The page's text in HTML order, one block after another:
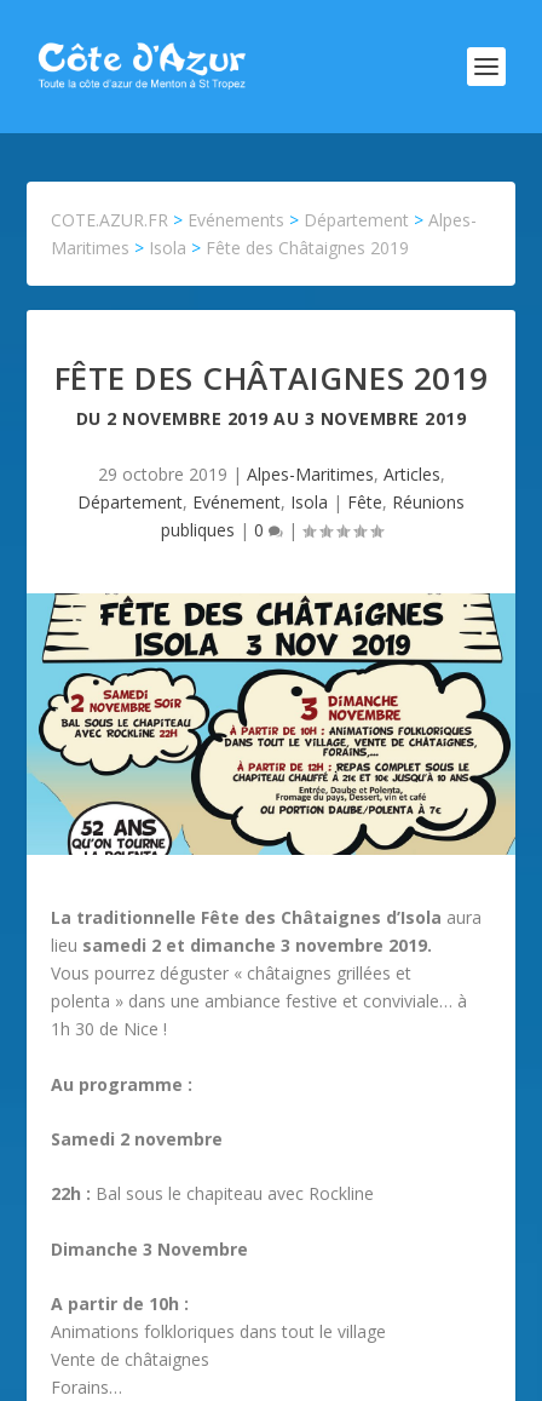
COTE.AZUR.FR > Evénements > Département >Alpes-
Maritimes > Isola > Fête des Châtaignes 2019
FÊTE DES CHÂTAIGNES 2019
DU 2 NOVEMBRE 2019 AU 3 NOVEMBRE 2019
29 octobre 2019 | Alpes-Maritimes, Articles,
Département, Evénement, Isola | Fête, Réunions
publiques | 0 |
La traditionnelle Fête des Châtaignes d’Isola aura
lieu samedi 2 et dimanche 3 novembre 2019.
Vous pourrez déguster « châtaignes grillées et
polenta » dans une ambiance festive et conviviale… à
1h 30 de Nice !
Au programme :
Samedi 2 novembre
22h : Bal sous le chapiteau avec Rockline
Dimanche 3 Novembre
A partir de 10h :
Animations folkloriques dans tout le village
Vente de châtaignes
Forains…